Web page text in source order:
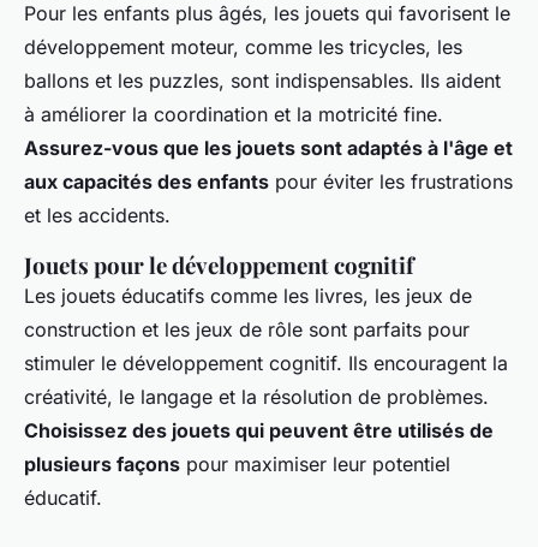
Pour les enfants plus âgés, les jouets qui favorisent le
développement moteur, comme les tricycles, les
ballons et les puzzles, sont indispensables. Ils aident
à améliorer la coordination et la motricité fine.
Assurez-vous que les jouets sont adaptés à l'âge et
aux capacités des enfants pour éviter les frustrations
et les accidents.
Jouets pour le développement cognitif
Les jouets éducatifs comme les livres, les jeux de
construction et les jeux de rôle sont parfaits pour
stimuler le développement cognitif. Ils encouragent la
créativité, le langage et la résolution de problèmes.
Choisissez des jouets qui peuvent être utilisés de
plusieurs façons pour maximiser leur potentiel
éducatif.